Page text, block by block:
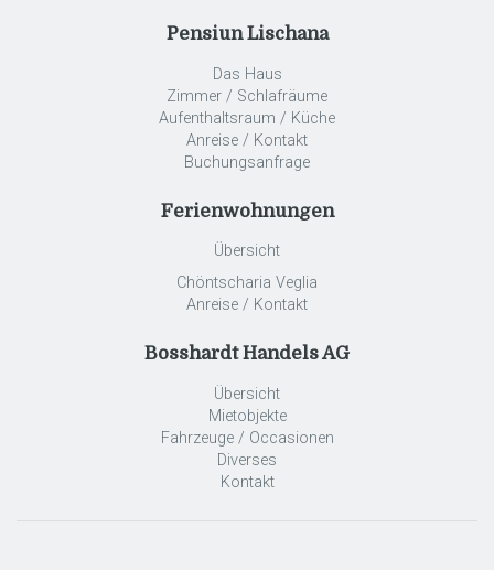
Pensiun Lischana
Das Haus
Zimmer / Schlafräume
Aufenthaltsraum / Küche
Anreise / Kontakt
Buchungsanfrage
Ferienwohnungen
Übersicht
Chöntscharia Veglia
Anreise / Kontakt
Bosshardt Handels AG
Übersicht
Mietobjekte
Fahrzeuge / Occasionen
Diverses
Kontakt